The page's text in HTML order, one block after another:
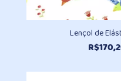
Lençol de
R$